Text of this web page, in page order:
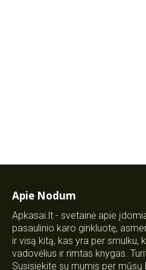
Apie Nodum
Apkasai.lt - svetainė apie
pasaulinio karo ginkluotę,
ir visą kitą, kas yra per smulku,
vadovėlius ir rimtas knygas.
Susisiekite su mumis per mūsų